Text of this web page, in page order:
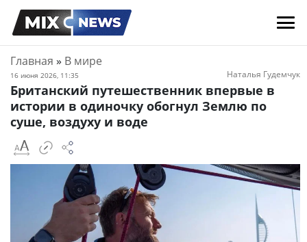
Главная » В мире
16 июня 2026, 11:35 Наталья Гудемчук
Британский путешественник впервые в
истории в одиночку обогнул Землю по
суше, воздуху и воде